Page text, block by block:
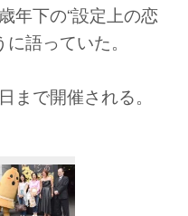
年下の“設定上の恋
語っていた。
で開催される。